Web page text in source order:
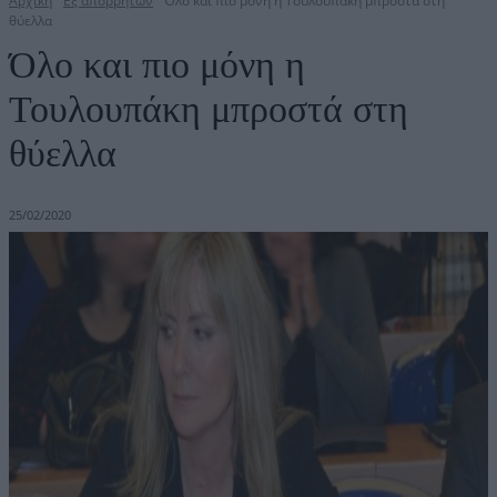
θύελλα
Όλο και πιο μόνη η
Τουλουπάκη μπροστά στη
θύελλα
25/02/2020